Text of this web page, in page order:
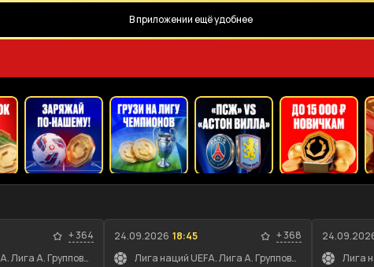
В приложении ещё удобнее
+364
Лига наций UEFA. Лига A. Групповой этап
24.09.2026 18:45 +368
Лига наций UEFA. Лига A. Групповой этап